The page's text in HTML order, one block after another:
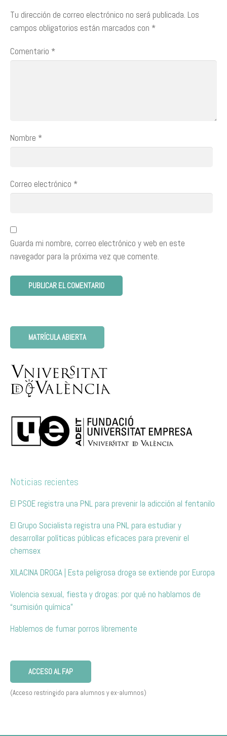
Tu dirección de correo electrónico no será publicada. Los
campos obligatorios están marcados con *
Comentario *
Nombre *
Correo electrónico *
Guarda mi nombre, correo electrónico y web en este
navegador para la próxima vez que comente.
MATRÍCULA ABIERTA
Noticias recientes
El PSOE registra una PNL para prevenir la adicción al fentanilo
El Grupo Socialista registra una PNL para estudiar y
desarrollar políticas públicas eficaces para prevenir el
chemsex
XILACINA DROGA | Esta peligrosa droga se extiende por Europa
Violencia sexual, fiesta y drogas: por qué no hablamos de
“sumisión química”
Hablemos de fumar porros libremente
ACCESO AL FAP
(Acceso restringido para alumnos y ex-alumnos)